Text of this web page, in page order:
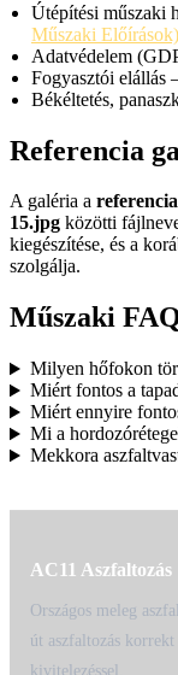
Útépítési műszaki
Műszaki Előírások)
Adatvédelem
Fogyasztói elállás
Békéltetés,
Referencia
A galéria a referencia
15.jpg közötti
kiegészítése, és a
szolgálja.
Műszaki
Milyen hőfokon
Miért fontos a
Miért ennyire
Mi a
Mekkora
AC11 Aszfaltozás
Országos meleg
út aszfaltozás
kivitelezéssel.